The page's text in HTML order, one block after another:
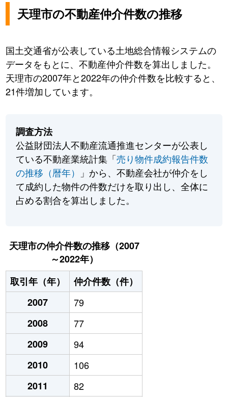
天理市の不動産仲介件数の推移
国土交通省が公表している土地総合情報システムの
データをもとに、不動産仲介件数を算出しました。
天理市の2007年と2022年の仲介件数を比較すると、
21件増加しています。
調査方法
公益財団法人不動産流通推進センターが公表し
ている不動産業統計集「売り物件成約報告件数
の推移（暦年）
」から、不動産会社が仲介をし
て成約した物件の件数だけを取り出し、全体に
占める割合を算出しました。
天理市の仲介件数の推移（2007
～2022年）
取引年（年）
仲介件数（件）
2007
79
2008
77
2009
94
2010
106
2011
82